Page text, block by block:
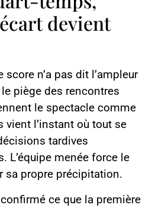
devient
n’a pas dit l’ampleur
piège des rencontres
le spectacle comme
vient l’instant où tout se
tardives
L’équipe menée force le
sa propre précipitation.
ce que la première